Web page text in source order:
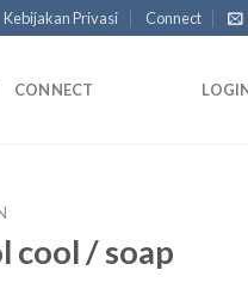
Kebijakan Privasi Connect
CONNECT
cool / soap